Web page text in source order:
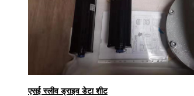
एसई स्लीव ड्राइव डेटा शीट